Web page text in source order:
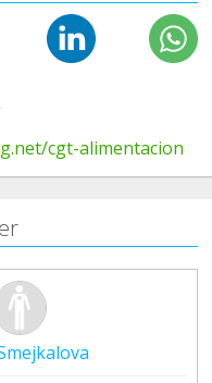
cgt-alimentacion